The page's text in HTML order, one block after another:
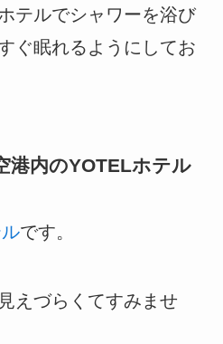
テルでシャワーを浴び
ぐ眠れるようにしてお
港内のYOTELホテル
です。
えづらくてすみませ